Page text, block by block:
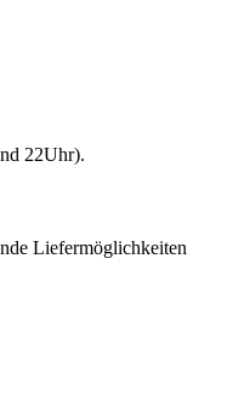
22Uhr).
Liefermöglichkeiten